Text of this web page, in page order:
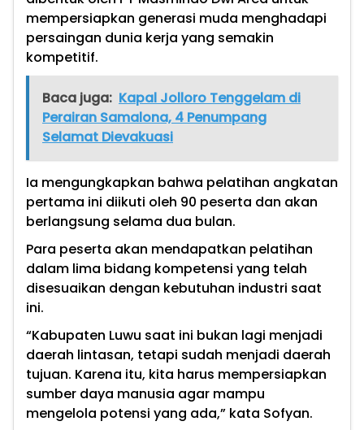
mempersiapkan generasi muda menghadapi
persaingan dunia kerja yang semakin
kompetitif.
Baca juga: Kapal Jolloro Tenggelam di
Perairan Samalona, 4 Penumpang
Selamat Dievakuasi
Ia mengungkapkan bahwa pelatihan angkatan
pertama ini diikuti oleh 90 peserta dan akan
berlangsung selama dua bulan.
Para peserta akan mendapatkan pelatihan
dalam lima bidang kompetensi yang telah
disesuaikan dengan kebutuhan industri saat
ini.
“Kabupaten Luwu saat ini bukan lagi menjadi
daerah lintasan, tetapi sudah menjadi daerah
tujuan. Karena itu, kita harus mempersiapkan
sumber daya manusia agar mampu
mengelola potensi yang ada,” kata Sofyan.